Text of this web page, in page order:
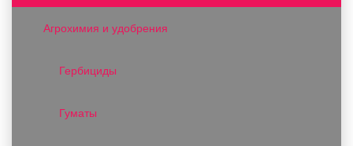
Агрохимия и удобрения
Гербициды
Гуматы